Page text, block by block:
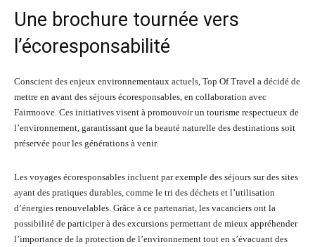
Une brochure tournée vers
l’écoresponsabilité
Conscient des enjeux environnementaux actuels, Top Of Travel a décidé de
mettre en avant des séjours écoresponsables, en collaboration avec
Fairmoove. Ces initiatives visent à promouvoir un tourisme respectueux de
l’environnement, garantissant que la beauté naturelle des destinations soit
préservée pour les générations à venir.
Les voyages écoresponsables incluent par exemple des séjours sur des sites
ayant des pratiques durables, comme le tri des déchets et l’utilisation
d’énergies renouvelables. Grâce à ce partenariat, les vacanciers ont la
possibilité de participer à des excursions permettant de mieux appréhender
l’importance de la protection de l’environnement tout en s’évacuant des